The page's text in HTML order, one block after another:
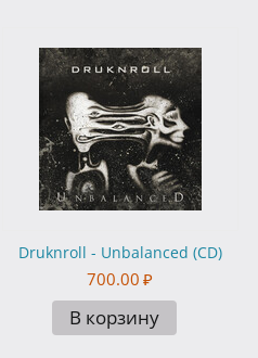
Druknroll - Unbalanced (CD)
700.00 ₽
В корзину